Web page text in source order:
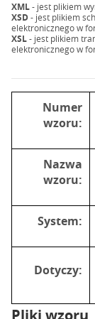
XML- jest plikiem
XSD- jest plikiem
elektronicznego w
XSL- jest plikiem
elektronicznego w
Numer
wzoru:
Nazwa
wzoru:
System:
Dotyczy:
Pliki wzoru